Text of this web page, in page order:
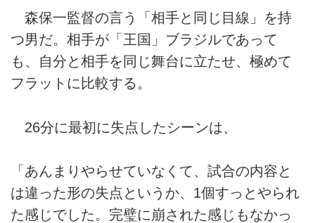
森保一監督の言う「相手と同じ目線」を持
つ男だ。相手が「王国」ブラジルであって
も、自分と相手を同じ舞台に立たせ、極めて
フラットに比較する。
26分に最初に失点したシーンは、
「あんまりやらせていなくて、試合の内容と
は違った形の失点というか、1個すっとやられ
た感じでした。完璧に崩された感じもなかっ